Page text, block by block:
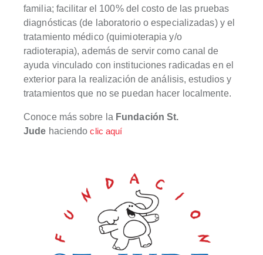
familia; facilitar el 100% del costo de las pruebas
diagnósticas (de laboratorio o especializadas) y el
tratamiento médico (quimioterapia y/o
radioterapia), además de servir como canal de
ayuda vinculado con instituciones radicadas en el
exterior para la realización de análisis, estudios y
tratamientos que no se puedan hacer localmente.
Conoce más sobre la Fundación St.
Jude haciendoclic aquí